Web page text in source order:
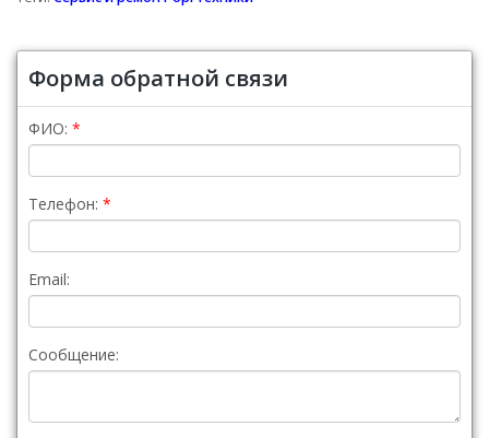
Форма обратной связи
ФИО:
Телефон:
Email:
Сообщение: